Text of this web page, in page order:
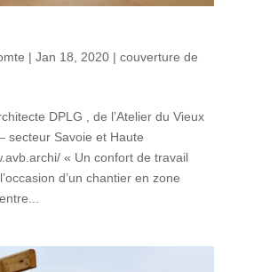
| Jan 18, 2020| couverture de
DPLG , de l’Atelier du Vieux
secteur Savoie et Haute
« Un confort de travail
d’un chantier en zone